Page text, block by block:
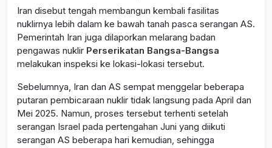
Iran disebut tengah membangun kembali fasilitas
nuklirnya lebih dalam ke bawah tanah pasca serangan AS.
Pemerintah Iran juga dilaporkan melarang badan
pengawas nuklir Perserikatan Bangsa-Bangsa
melakukan inspeksi ke lokasi-lokasi tersebut.
Sebelumnya, Iran dan AS sempat menggelar beberapa
putaran pembicaraan nuklir tidak langsung pada April dan
Mei 2025. Namun, proses tersebut terhenti setelah
serangan Israel pada pertengahan Juni yang diikuti
serangan AS beberapa hari kemudian, sehingga